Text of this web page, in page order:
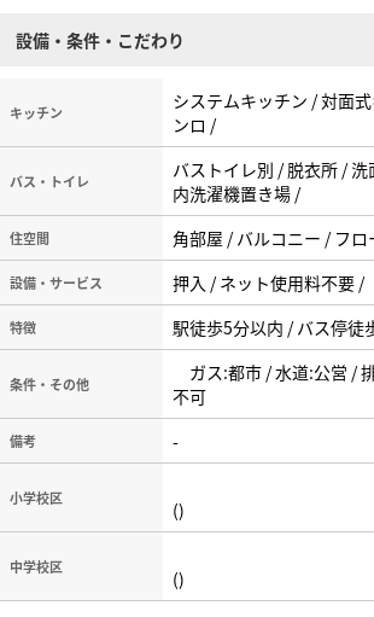
設備・条件・こだわり
キッチン
システムキッチン / 対面
ンロ /
バス・トイレ
バストイレ別 / 脱衣所 /
内洗濯機置き場 /
住空間 角部屋 / バルコニー / フ
設備・サービス 押入 / ネット使用料不要 /
特徴 駅徒歩5分以内 / バス停徒
条件・その他
ガス:都市 / 水道:公営 /
不可
備考 -
小学校区 ()
中学校区 ()